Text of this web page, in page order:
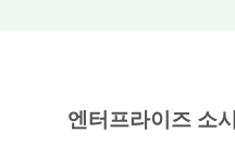
엔터프라이즈 소